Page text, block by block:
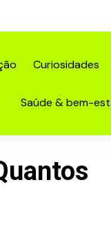
Curiosidades
Saúde & bem-